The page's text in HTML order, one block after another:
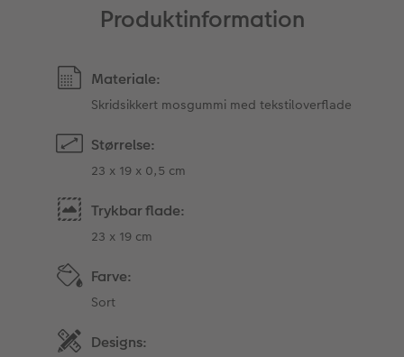
Produktinformation
Materiale:
Skridsikkert mosgummi med tekstiloverflade
Størrelse:
23 x 19 x 0,5 cm
Trykbar flade:
23 x 19 cm
Farve:
Sort
Designs: